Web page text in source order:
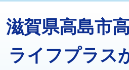
マス交換（深さ50㎝以上）
コンクリート斫り（厚さ10㎝まで）
コンクリート斫り（厚さ10㎝超え）
トーラー機使用/3mまで
追加トーラー機使用/3m超え
桝清掃
滋賀県高島市
ライフプラス